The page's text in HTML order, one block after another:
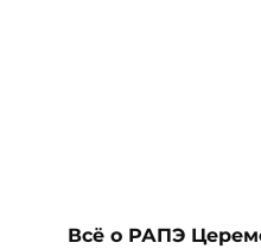
Всё о РАПЭ